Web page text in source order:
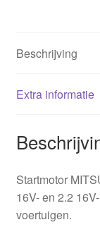
Beschrijving
Extra informatie
Startmotor
16V- en 2.2
voertuigen.